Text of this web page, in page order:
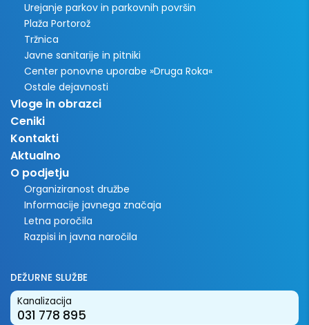
Urejanje parkov in parkovnih površin
Plaža Portorož
Tržnica
Javne sanitarije in pitniki
Center ponovne uporabe »Druga Roka«
Ostale dejavnosti
Vloge in obrazci
Ceniki
Kontakti
Aktualno
O podjetju
Organiziranost družbe
Informacije javnega značaja
Letna poročila
Razpisi in javna naročila
DEŽURNE SLUŽBE
Kanalizacija
031 778 895